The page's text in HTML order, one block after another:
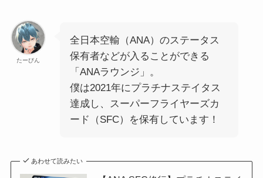
たーびん
全日本空輸（ANA）のステータス
保有者などが入ることができる
「ANAラウンジ」。
僕は2021年にプラチナステイタス
達成し、スーパーフライヤーズカ
ード（SFC）を保有しています！
あわせて読みたい